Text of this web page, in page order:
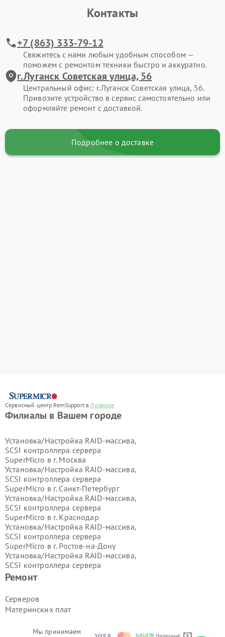
Контакты
+7 (863) 333-79-12
Свяжитесь с нами любым удобным способом —
поможем с ремонтом техники быстро и аккуратно.
г.Луганск Советская улица, 56
Центральный офис: г.Луганск Советская улица, 56.
Привозите устройство в сервис самостоятельно или
оформляйте ремонт с доставкой.
Подробнее о доставке
Сервисный центр RemSupport в Луганске
Мы принимаем
Ремонт
Серверов
Материнских плат
Филиалы в Вашем городе
Установка/Настройка RAID-массива,
SCSI контроллера сервера
SuperMicro в г. Москва
Установка/Настройка RAID-массива,
SCSI контроллера сервера
SuperMicro в г. Санкт-Петербург
Установка/Настройка RAID-массива,
SCSI контроллера сервера
SuperMicro в г. Краснодар
Установка/Настройка RAID-массива,
SCSI контроллера сервера
SuperMicro в г. Ростов-на-Дону
Установка/Настройка RAID-массива,
SCSI контроллера сервера
SuperMicro в г.
Установка/Настройка RAID-массива,
SuperMicro в г.
Установка/Настройка RAID-массива,
SuperMicro в г.Екатеринбург